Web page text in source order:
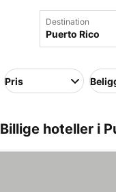
Destination
Pris
Billige hoteller i